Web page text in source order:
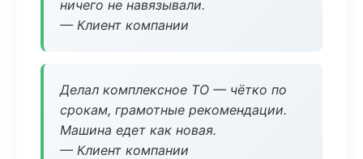
ничего не навязывали.
— Клиент компании
Делал комплексное ТО — чётко по
срокам, грамотные рекомендации.
Машина едет как новая.
— Клиент компании